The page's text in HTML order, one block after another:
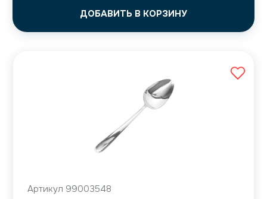
ДОБАВИТЬ В КОРЗИНУ
Артикул 99003548